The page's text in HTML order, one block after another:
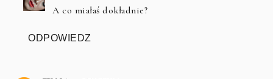
A co miałaś dokładnie?
ODPOWIEDZ